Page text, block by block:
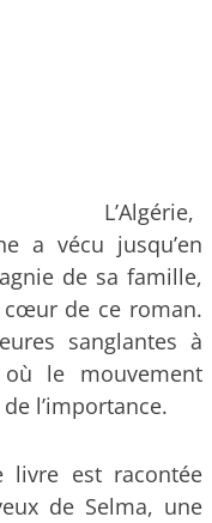
L’Algérie,
a vécu jusqu’en
de sa famille,
cœur de ce roman.
sanglantes à
le mouvement
l’importance.
livre est racontée
de Selma, une